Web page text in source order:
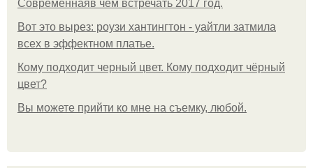
Современнаяв чем встречать 2017 год.
Вот это вырез: роузи хантингтон - уайтли затмила
всех в эффектном платьe.
Кому подходит черный цвет. Кому подходит чёрный
цвет?
Вы можете прийти ко мне на съемку, любой.